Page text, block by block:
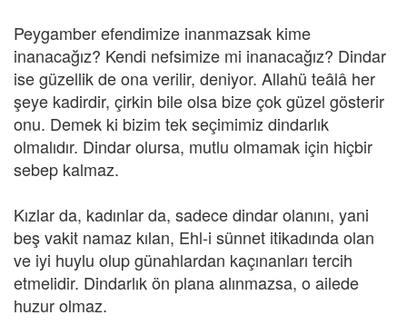
Peygamber efendimize inanmazsak kime
inanacağız? Kendi nefsimize mi inanacağız? Dindar
ise güzellik de ona verilir, deniyor. Allahü teâlâ her
şeye kadirdir, çirkin bile olsa bize çok güzel gösterir
onu. Demek ki bizim tek seçimimiz dindarlık
olmalıdır. Dindar olursa, mutlu olmamak için hiçbir
sebep kalmaz.
Kızlar da, kadınlar da, sadece dindar olanını, yani
beş vakit namaz kılan, Ehl-i sünnet itikadında olan
ve iyi huylu olup günahlardan kaçınanları tercih
etmelidir. Dindarlık ön plana alınmazsa, o ailede
huzur olmaz.